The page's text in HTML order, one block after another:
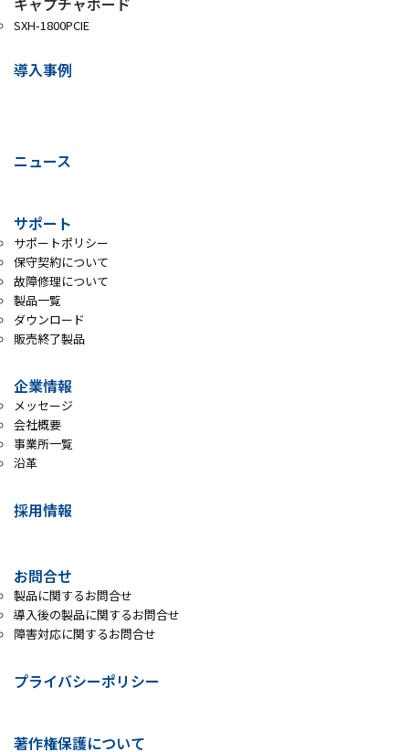
SXH-1800PCIE
導入事例
ニュース
サポート
サポートポリシー
保守契約について
故障修理について
製品一覧
ダウンロード
販売終了製品
企業情報
メッセージ
会社概要
事業所一覧
沿革
採用情報
お問合せ
製品に関するお問合せ
導入後の製品に関するお問合せ
障害対応に関するお問合せ
プライバシーポリシー
著作権保護について